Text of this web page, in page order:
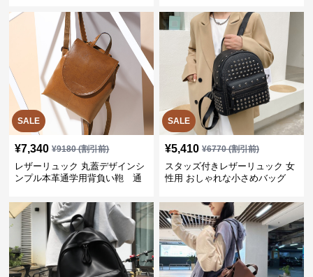
SALE
¥7,340 ¥9180(割引前)
レザーリュック 丸蓋デザインシ
ンプル本革通学用背負い鞄 通
SALE
¥5,410 ¥6770(割引前)
スタッズ付きレザーリュック 女
性用 おしゃれな小さめバッグ